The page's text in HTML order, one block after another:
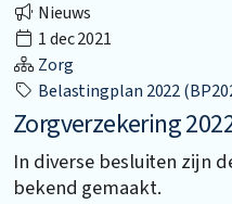
Nieuws
1 dec 2021
Zorg
Belastingplan 2022
Zorgverzekering
In diverse besluiten zijn
bekend gemaakt.